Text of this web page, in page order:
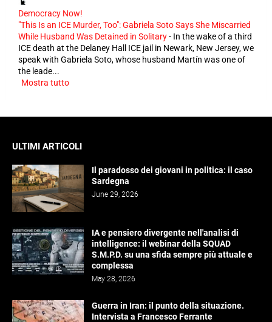
Democracy Now!
"This Is an ICE Murder, Too": Gabriela Soto Says She Miscarried
While Husband Was Detained in Solitary- In the wake of a third
ICE death at the Delaney Hall ICE jail in Newark, New Jersey, we
speak with Gabriela Soto, whose husband Martín was one of
the leade...
Mostra tutto
ULTIMI ARTICOLI
Il paradosso dei giovani in politica: il caso
Sardegna
June 29, 2026
IA e pensiero divergente nell'analisi di
intelligence: il webinar della SQUAD
S.M.P.D. su una sfida sempre più attuale e
complessa
May 28, 2026
Guerra in Iran: il punto della situazione.
Intervista a Francesco Ferrante